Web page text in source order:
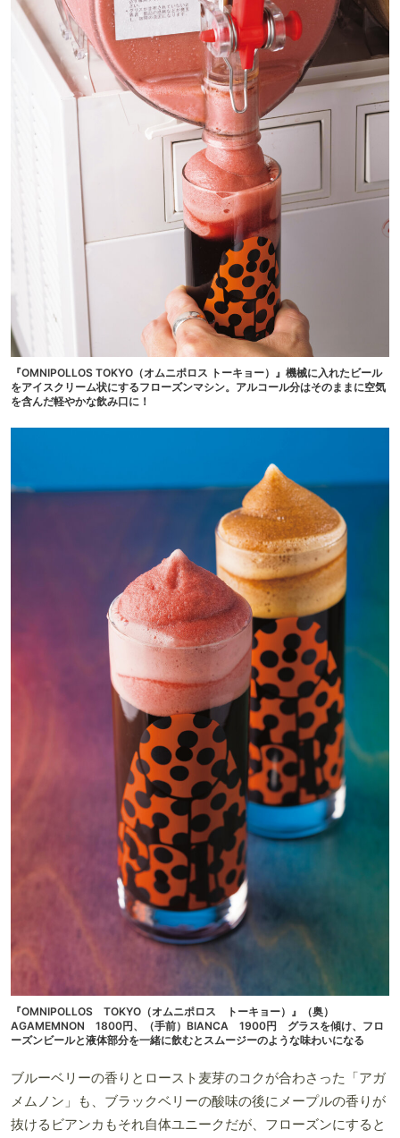
『OMNIPOLLOS TOKYO（オムニポロス トーキョー）』機械に入れたビール
をアイスクリーム状にするフローズンマシン。アルコール分はそのままに空気
を含んだ軽やかな飲み口に！
『OMNIPOLLOS TOKYO（オムニポロス トーキョー）』（奥）
AGAMEMNON 1800円、（手前）BIANCA 1900円 グラスを傾け、フロ
ーズンビールと液体部分を一緒に飲むとスムージーのような味わいになる
ブルーベリーの香りとロースト麦芽のコクが合わさった「アガ
メムノン」も、ブラックベリーの酸味の後にメープルの香りが
抜けるビアンカもそれ自体ユニークだが、フローズンにすると